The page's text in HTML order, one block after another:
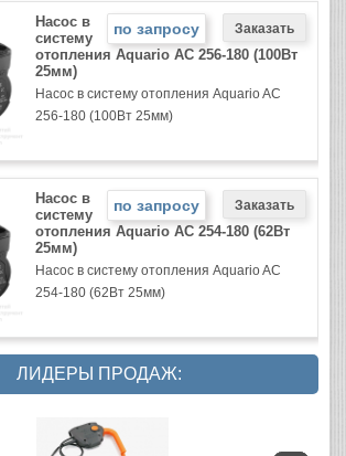
по запросу
Насос в
систему
отопления Aquario AC 256-180 (100Вт
25мм)
Насос в систему отопления Aquario AC
256-180 (100Вт 25мм)
по запросу
Насос в
систему
отопления Aquario AC 254-180 (62Вт
25мм)
Насос в систему отопления Aquario AC
254-180 (62Вт 25мм)
ЛИДЕРЫ ПРОДАЖ: